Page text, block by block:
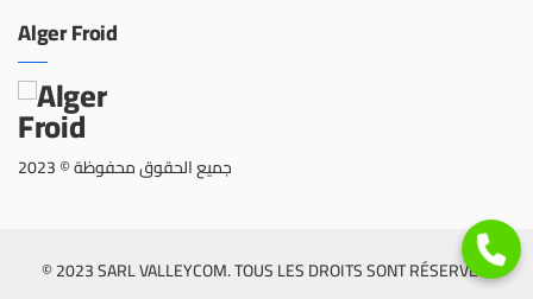
Alger Froid
جميع الحقوق محفوظة © 2023
© 2023 SARL VALLEYCOM. TOUS LES DROITS SONT RÉSERVÉS.